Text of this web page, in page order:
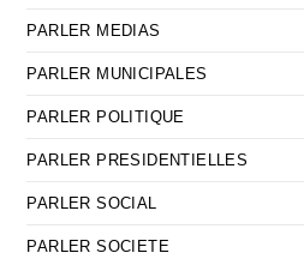
PARLER MEDIAS
PARLER MUNICIPALES
PARLER POLITIQUE
PARLER PRESIDENTIELLES
PARLER SOCIAL
PARLER SOCIETE